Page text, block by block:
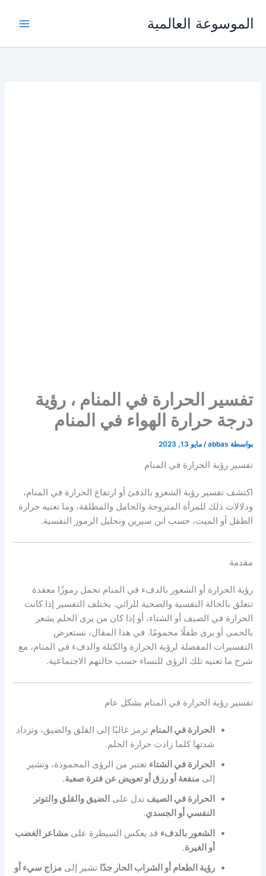
الموسوعة العالمية
تفسير الحرارة في المنام ، رؤية
درجة حرارة الهواء في المنام
بواسطة abbas
/مايو 13, 2023
تفسير رؤية الحرارة في المنام
اكتشف تفسير رؤية الشعرو بالدفئ أو ارتفاع الحرارة في المنام،
ودلالات ذلك للمرأة المتزوجة والحامل والمطلقة، وما تعنيه حرارة
الطفل أو الميت، حسب ابن سيرين وتحليل الرموز النفسية.
مقدمة
رؤية الحرارة أو الشعور بالدفء في المنام تحمل رموزًا معقدة
تتعلق بالحالة النفسية والصحية للرائي. يختلف التفسير إذا كانت
الحرارة في الصيف أو الشتاء، أو إذا كان من يرى الحلم يشعر
بالحمى أو يرى طفلًا محمومًا. في هذا المقال، نستعرض
التفسيرات المفصلة لرؤية الحرارة والكتلة والدفء في المنام، مع
شرح ما تعنيه تلك الرؤى للنساء حسب حالتهم الاجتماعية.
تفسير رؤية الحرارة في المنام بشكل عام
الحرارة في المنام ترمز غالبًا إلى القلق والضيق، وتزداد
شدتها كلما زادت حرارة الحلم.
الحرارة في الشتاء تعتبر من الرؤى المحمودة، وتشير
إلىمنفعة أو رزق أو تعويض عن فترة صعبة.
الحرارة في الصيف تدل على الضيق والقلق والتوتر
النفسي أو الجسدي.
الشعور بالدفء قد يعكس السيطرة علىمشاعر الغضب
أو الغيرة.
رؤية الطعام أو الشراب الحار جدًا تشير إلىمزاج سيء أو